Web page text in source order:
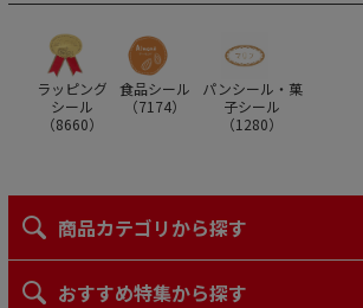
ラッピング
シール
（8660）
食品シール
（7174）
パンシール・菓
子シール
（1280）
商品カテゴリから探す
おすすめ特集から探す